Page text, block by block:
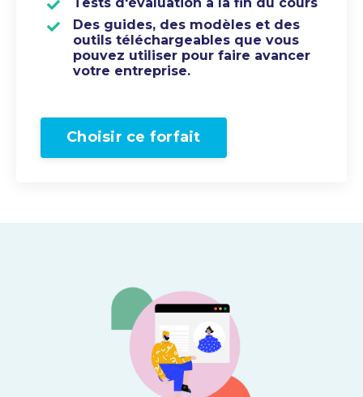
Des guides, des modèles et des
outils téléchargeables que vous
pouvez utiliser pour faire avancer
votre entreprise.
Choisir ce forfait